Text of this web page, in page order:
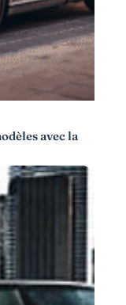
avec la